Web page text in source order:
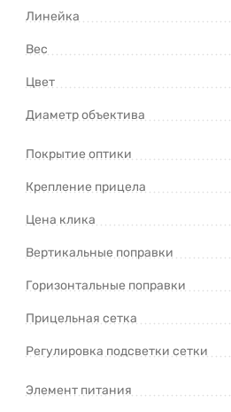
Линейка
Вес
Цвет
Диаметр объектива
Покрытие оптики
Крепление прицела
Цена клика
Вертикальные поправки
Горизонтальные поправки
Прицельная сетка
Регулировка подсветки сетки
Элемент питания